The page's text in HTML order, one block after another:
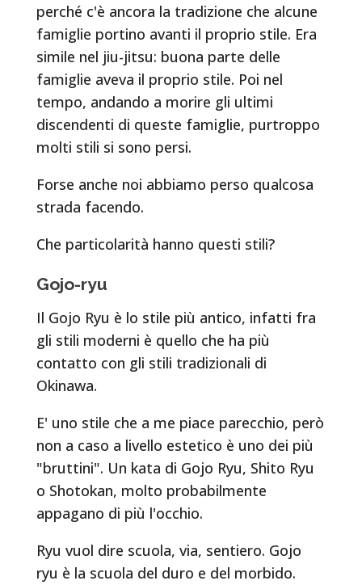
perché c'è ancora la tradizione che alcune
famiglie portino avanti il proprio stile. Era
simile nel jiu-jitsu: buona parte delle
famiglie aveva il proprio stile. Poi nel
tempo, andando a morire gli ultimi
discendenti di queste famiglie, purtroppo
molti stili si sono persi.
Forse anche noi abbiamo perso qualcosa
strada facendo.
Che particolarità hanno questi stili?
Gojo-ryu
Il Gojo Ryu è lo stile più antico, infatti fra
gli stili moderni è quello che ha più
contatto con gli stili tradizionali di
Okinawa.
E' uno stile che a me piace parecchio, però
non a caso a livello estetico è uno dei più
"bruttini". Un kata di Gojo Ryu, Shito Ryu
o Shotokan, molto probabilmente
appagano di più l'occhio.
Ryu vuol dire scuola, via, sentiero. Gojo
ryu è la scuola del duro e del morbido.